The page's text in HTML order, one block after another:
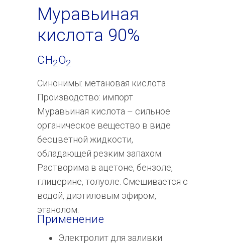
Муравьиная
кислота 90%
CH2O2
Синонимы: метановая кислота
Производство: импорт
Муравьиная кислота – сильное
органическое вещество в виде
бесцветной жидкости,
обладающей резким запахом.
Растворима в ацетоне, бензоле,
глицерине, толуоле. Смешивается с
водой, диэтиловым эфиром,
этанолом.
Применение
Электролит для заливки
О компании
промышленной химии